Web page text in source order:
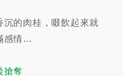
的肉桂，啜飲起來就
感情…
搶奪